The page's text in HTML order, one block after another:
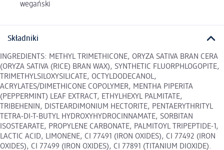
wegański
Składniki
INGREDIENTS: METHYL TRIMETHICONE, ORYZA SATIVA BRAN CERA
(ORYZA SATIVA (RICE) BRAN WAX), SYNTHETIC FLUORPHLOGOPITE,
TRIMETHYLSILOXYSILICATE, OCTYLDODECANOL,
ACRYLATES/DIMETHICONE COPOLYMER, MENTHA PIPERITA
(PEPPERMINT) LEAF EXTRACT, ETHYLHEXYL PALMITATE,
TRIBEHENIN, DISTEARDIMONIUM HECTORITE, PENTAERYTHRITYL
TETRA-DI-T-BUTYL HYDROXYHYDROCINNAMATE, SORBITAN
ISOSTEARATE, PROPYLENE CARBONATE, PALMITOYL TRIPEPTIDE-1,
LACTIC ACID, LIMONENE, CI 77491 (IRON OXIDES), CI 77492 (IRON
OXIDES), CI 77499 (IRON OXIDES), CI 77891 (TITANIUM DIOXIDE).